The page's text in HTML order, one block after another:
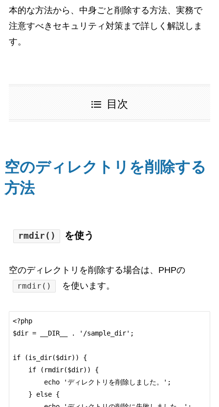
本的な方法から、中身ごと削除する方法、実務で
注意すべきセキュリティ対策まで詳しく解説しま
す。
目次
空のディレクトリを削除する
方法
rmdir() を使う
空のディレクトリを削除する場合は、PHPの
rmdir() を使います。
<?php
$dir = __DIR__ . '/sample_dir';
if (is_dir($dir)) {